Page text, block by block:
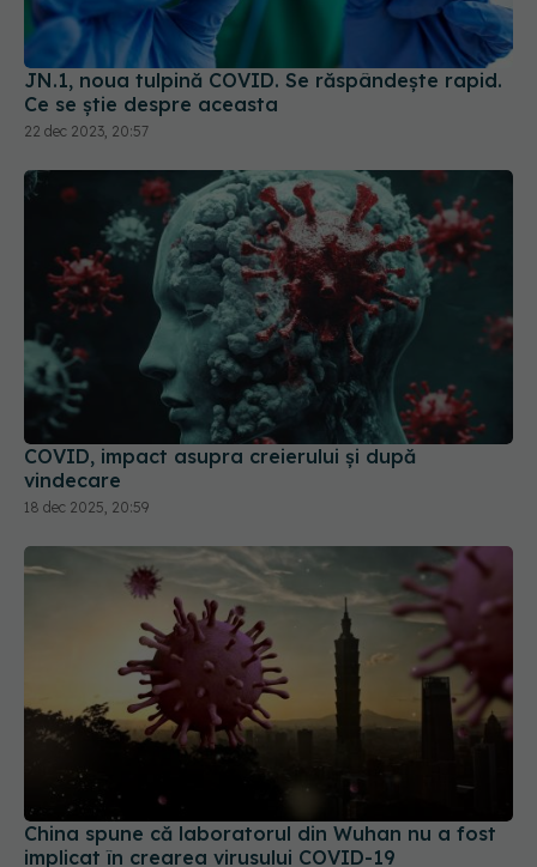
Ce se știe despre aceasta
22 dec 2023, 20:57
COVID, impact asupra creierului și după
vindecare
18 dec 2025, 20:59
China spune că laboratorul din Wuhan nu a fost
implicat în crearea virusului COVID-19
12 feb 2025, 11:25